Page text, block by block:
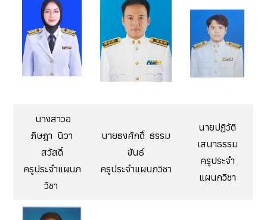
นางสาวอ
ภิษฎา นิวา
สวัสดิ์
ครูประจำแผนก
วิชา
นายธงศักดิ์ ธรรม
ขันธ์
ครูประจำแผนกวิชา
นายปฏิวัติ
เสนาธรรม
ครูประจำ
แผนกวิชา